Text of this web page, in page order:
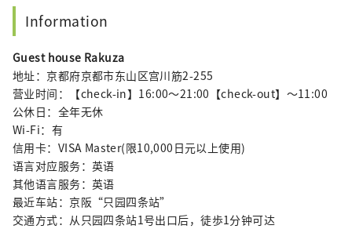
Information
Guest house Rakuza
地址：京都府京都市东山区宫川筋2-255
营业时间：【check-in】16:00〜21:00【check-out】〜11:00
公休日：全年无休
Wi-Fi：有
信用卡：VISA Master(限10,000日元以上使用)
语言对应服务：英语
其他语言服务：英语
最近车站：京阪“只园四条站”
交通方式：从只园四条站1号出口后，徒歩1分钟可达